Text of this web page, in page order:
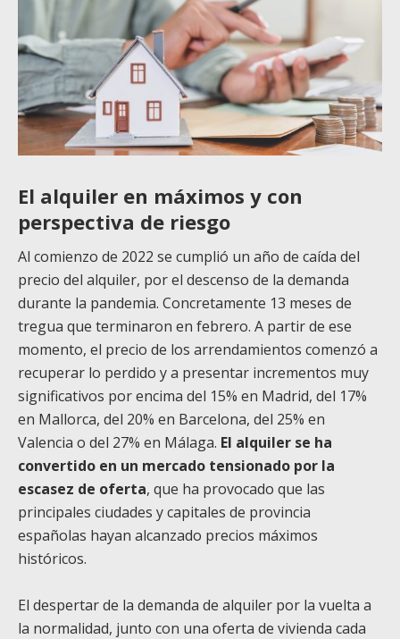
El alquiler en máximos y con
perspectiva de riesgo
Al comienzo de 2022 se cumplió un año de caída del
precio del alquiler, por el descenso de la demanda
durante la pandemia. Concretamente 13 meses de
tregua que terminaron en febrero. A partir de ese
momento, el precio de los arrendamientos comenzó a
recuperar lo perdido y a presentar incrementos muy
significativos por encima del 15% en Madrid, del 17%
en Mallorca, del 20% en Barcelona, del 25% en
Valencia o del 27% en Málaga. El alquiler se ha
convertido en un mercado tensionado por la
escasez de oferta, que ha provocado que las
principales ciudades y capitales de provincia
españolas hayan alcanzado precios máximos
históricos.
El despertar de la demanda de alquiler por la vuelta a
la normalidad, junto con una oferta de vivienda cada